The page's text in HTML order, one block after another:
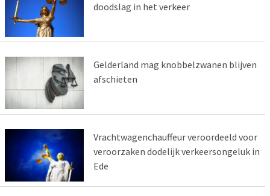
doodslag in het verkeer
Gelderland mag knobbelzwanen blijven
afschieten
Vrachtwagenchauffeur veroordeeld voor
veroorzaken dodelijk verkeersongeluk in
Ede